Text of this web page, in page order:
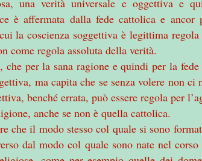
è affermata dalla fede cattolica e ancor
la coscienza soggettiva è legittima
come regola assoluta della verità.
per la sana ragione e quindi per la fede
ma capita che se senza volere non ci
benché errata, può essere regola per
anche se non è quella cattolica.
che il modo stesso col quale si sono
dal modo col quale sono nate nel